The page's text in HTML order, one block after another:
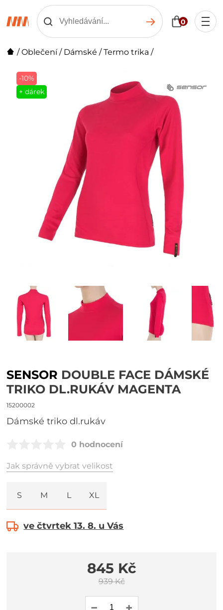
0
/Oblečení/ Dámské /Termo trika /
-10%
+ dárek
SENSOR DOUBLE FACE DÁMSKÉ
TRIKO DL.RUKÁV MAGENTA
15200002
dámské triko dl.rukáv
0 hodnocení
Jak správně vybrat velikost
S M L XL
ve čtvrtek 13. 8. u Vás
845 Kč
939 Kč